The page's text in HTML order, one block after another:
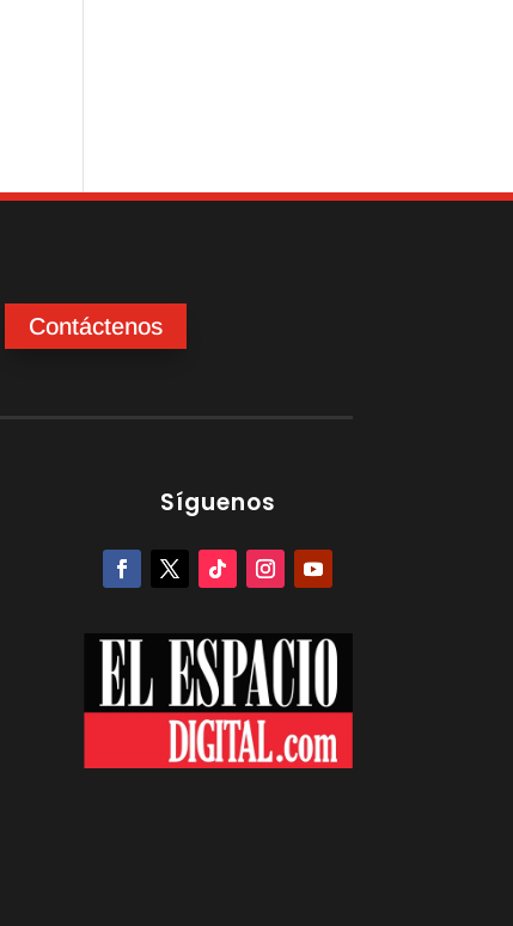
Contáctenos
Síguenos